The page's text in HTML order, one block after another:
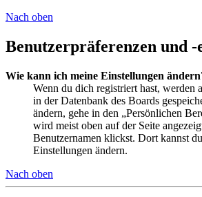
Nach oben
Benutzerpräferenzen und -
Wie kann ich meine Einstellungen
Wenn du dich registriert hast, werden
in der Datenbank des Boards
ändern, gehe in den „Persönlichen
wird meist oben auf der Seite
Benutzernamen klickst. Dort kannst
Einstellungen ändern.
Nach oben